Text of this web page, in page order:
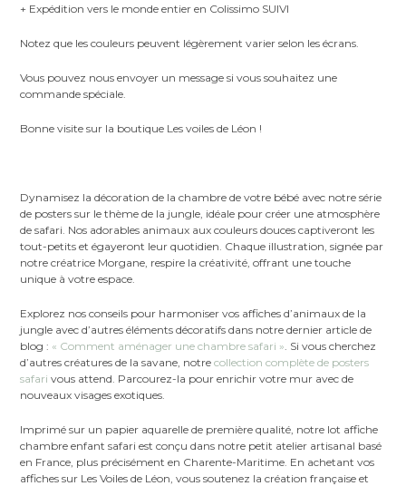
+ Expédition vers le monde entier en Colissimo SUIVI
Notez que les couleurs peuvent légèrement varier selon les écrans.
Vous pouvez nous envoyer un message si vous souhaitez une
commande spéciale.
Bonne visite sur la boutique Les voiles de Léon !
Dynamisez la décoration de la chambre de votre bébé avec notre série
de posters sur le thème de la jungle, idéale pour créer une atmosphère
de safari. Nos adorables animaux aux couleurs douces captiveront les
tout-petits et égayeront leur quotidien. Chaque illustration, signée par
notre créatrice Morgane, respire la créativité, offrant une touche
unique à votre espace.
Explorez nos conseils pour harmoniser vos affiches d’animaux de la
jungle avec d’autres éléments décoratifs dans notre dernier article de
blog : « Comment aménager une chambre safari » . Si vous cherchez
d’autres créatures de la savane, notre collection complète de posters
safari vous attend. Parcourez-la pour enrichir votre mur avec de
nouveaux visages exotiques.
Imprimé sur un papier aquarelle de première qualité, notre lot affiche
chambre enfant safari est conçu dans notre petit atelier artisanal basé
en France, plus précisément en Charente-Maritime. En achetant vos
affiches sur Les Voiles de Léon, vous soutenez la création française et